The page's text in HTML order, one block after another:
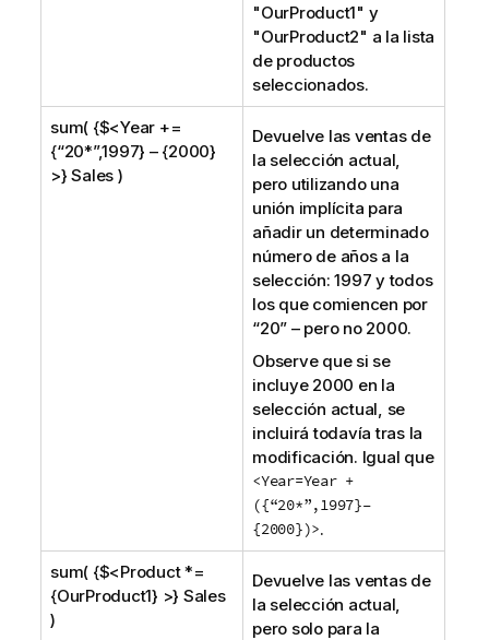
"OurProduct1" y
"OurProduct2" a la lista
de productos
seleccionados.
sum( {$<Year +=
{“20*”,1997} – {2000}
>} Sales )
Devuelve las ventas de
la selección actual,
pero utilizando una
unión implícita para
añadir un determinado
número de años a la
selección: 1997 y todos
los que comiencen por
“20” – pero no 2000.
Observe que si se
incluye 2000 en la
selección actual, se
incluirá todavía tras la
modificación. Igual que
<Year=Year +
({“20*”,1997}–
{2000})>.
sum( {$<Product *=
{OurProduct1} >} Sales
)
Devuelve las ventas de
la selección actual,
pero solo para la